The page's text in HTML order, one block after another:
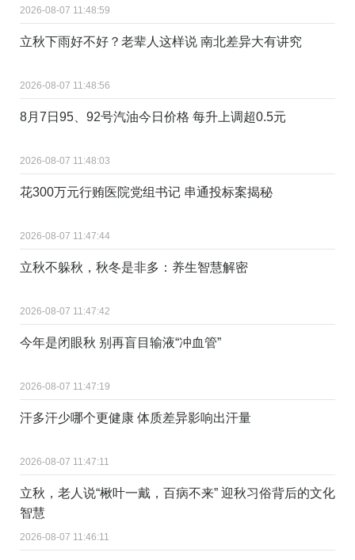
2026-08-07 11:48:59
立秋下雨好不好？老辈人这样说 南北差异大有讲究
2026-08-07 11:48:56
8月7日95、92号汽油今日价格 每升上调超0.5元
2026-08-07 11:48:03
花300万元行贿医院党组书记 串通投标案揭秘
2026-08-07 11:47:44
立秋不躲秋，秋冬是非多：养生智慧解密
2026-08-07 11:47:42
今年是闭眼秋 别再盲目输液“冲血管”
2026-08-07 11:47:19
汗多汗少哪个更健康 体质差异影响出汗量
2026-08-07 11:47:11
立秋，老人说“楸叶一戴，百病不来” 迎秋习俗背后的文化
智慧
2026-08-07 11:46:11